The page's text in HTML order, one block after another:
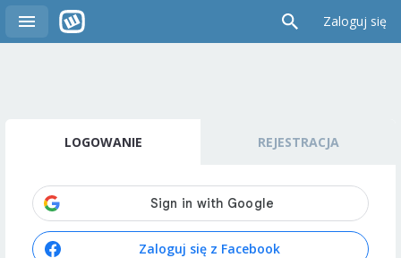
Zaloguj się
LOGOWANIE REJESTRACJA
Zaloguj się z Facebook